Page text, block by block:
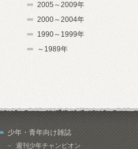
2005～2009年
2000～2004年
1990～1999年
～1989年
少年・青年向け雑誌
週刊少年チャンピオン